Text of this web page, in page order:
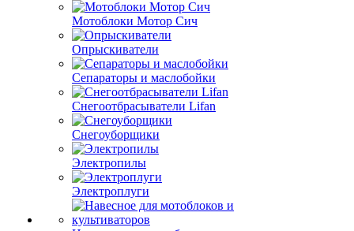
Мотоблоки Мотор Сич
Опрыскиватели
Сепараторы и маслобойки
Снегоотбрасыватели Lifan
Снегоуборщики
Электропилы
Электроплуги